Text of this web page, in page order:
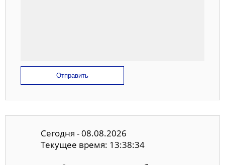
Отправить
Сегодня - 08.08.2026
Текущее время: 13:38:35